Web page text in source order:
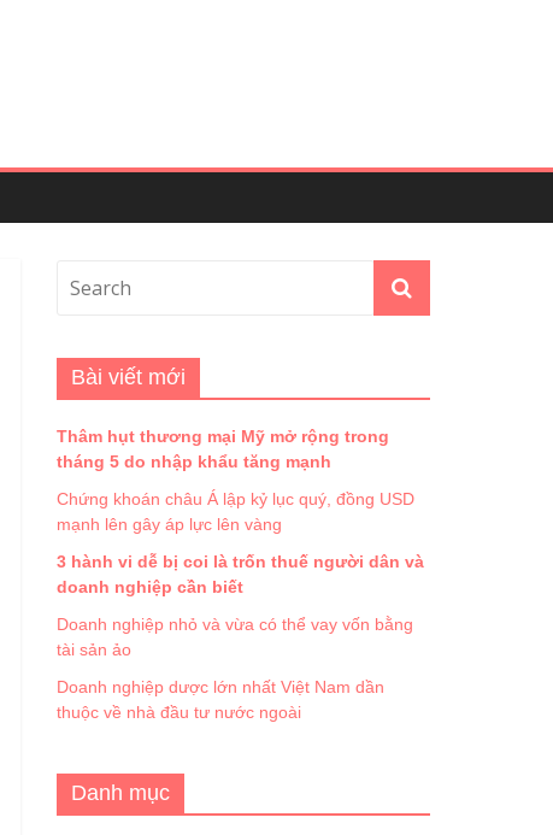
Bài viết mới
Thâm hụt thương mại Mỹ mở rộng trong
tháng 5 do nhập khẩu tăng mạnh
Chứng khoán châu Á lập kỷ lục quý, đồng USD
mạnh lên gây áp lực lên vàng
3 hành vi dễ bị coi là trốn thuế người dân và
doanh nghiệp cần biết
Doanh nghiệp nhỏ và vừa có thể vay vốn bằng
tài sản ảo
Doanh nghiệp dược lớn nhất Việt Nam dần
thuộc về nhà đầu tư nước ngoài
Danh mục